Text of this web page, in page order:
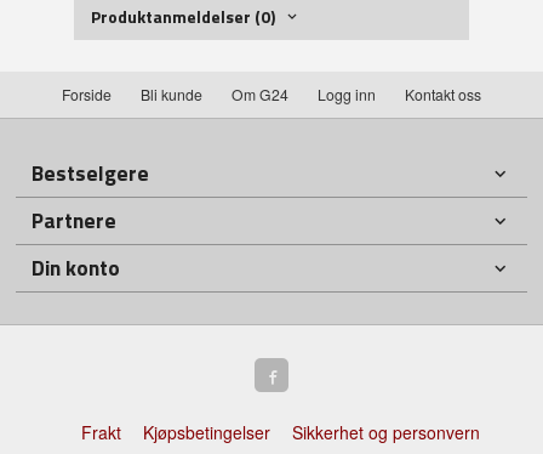
Produktanmeldelser (0)
Forside Bli kunde Om G24 Logg inn Kontakt oss
Bestselgere
Partnere
Din konto
Frakt Kjøpsbetingelser Sikkerhet og personvern